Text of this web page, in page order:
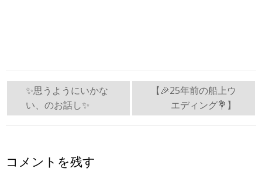
稿
ビ
✨思うようにいかな
い、のお話し✨
【🎉25年前の船上ウ
エディング💐】
コメントを残す